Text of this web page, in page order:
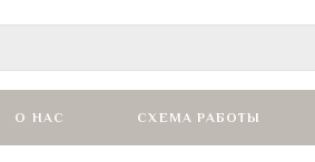
О НАС СХЕМА РАБОТЫ